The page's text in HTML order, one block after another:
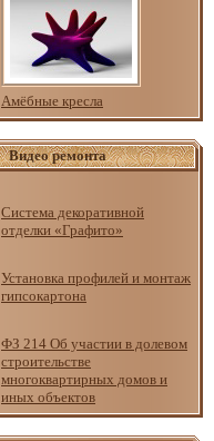
Амёбные кресла
Видео ремонта
Система декоративной
отделки «Графито»
Установка профилей и монтаж
гипсокартона
ФЗ 214 Об участии в долевом
строительстве
многоквартирных домов и
иных объектов